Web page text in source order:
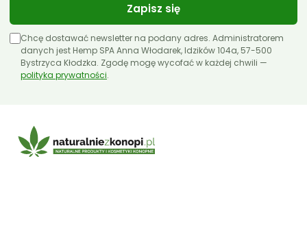
Zapisz się
Chcę dostawać newsletter na podany adres. Administratorem
danych jest Hemp SPA Anna Włodarek, Idzików 104a, 57-500
Bystrzyca Kłodzka. Zgodę mogę wycofać w każdej chwili —
polityka prywatności.